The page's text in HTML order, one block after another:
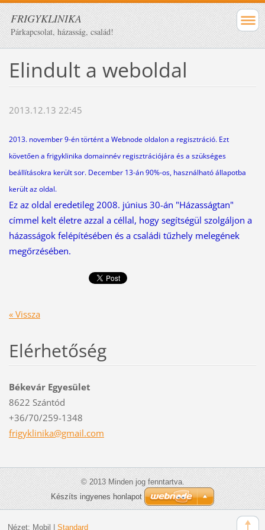
FRIGYKLINIKA
Párkapcsolat, házasság, család!
Elindult a weboldal
2013.12.13 22:45
2013. november 9-én történt a Webnode oldalon a regisztráció. Ezt
követően a frigyklinika domainnév regisztrációjára és a szükséges
beállításokra került sor. December 13-án 90%-os, használható állapotba
került az oldal.
Ez az oldal eredetileg 2008. június 30-án "Házasságtan"
címmel kelt életre azzal a céllal, hogy segítségül szolgáljon a
házasságok felépítésében és a családi tűzhely melegének
megőrzésében.
« Vissza
Elérhetőség
Békevár Egyesület
8622 Szántód
+36/70/259-1348
frigyklinika@gmail.com
© 2013 Minden jog fenntartva.
Készíts ingyenes honlapot
Nézet: Mobil Standard